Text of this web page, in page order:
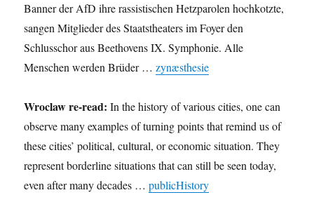
Banner der AfD ihre rassistischen Hetzparolen hochkotzte,
sangen Mitglieder des Staatstheaters im Foyer den
Schlusschor aus Beethovens IX. Symphonie. Alle
Menschen werden Brüder …zynæsthesie
Wroclaw re-read: In the history of various cities, one can
observe many examples of turning points that remind us of
these cities’ political, cultural, or economic situation. They
represent borderline situations that can still be seen today,
even after many decades …publicHistory